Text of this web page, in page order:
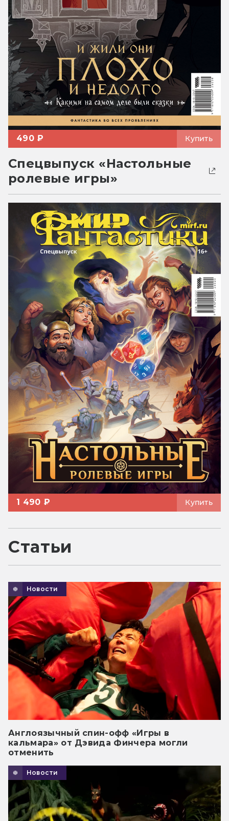
490 ₽ Купить
Спецвыпуск «Настольные
ролевые игры»
1 490 ₽ Купить
Статьи
Новости
Англоязычный спин-офф «Игры в
кальмара» от Дэвида Финчера могли
отменить
Новости